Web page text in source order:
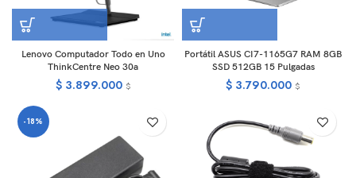
Lenovo Computador Todo en Uno
ThinkCentre Neo 30a
$3.899.000 $
Portátil ASUS CI7-1165G7 RAM 8GB
SSD 512GB 15 Pulgadas
$ 3.790.000 $
-18%